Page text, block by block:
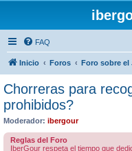
FAQ
Inicio Foros Foro sobre el
Chorreras para
prohibidos?
Moderador: ibergour
Reglas del Foro
IberGour respeta el tiempo que